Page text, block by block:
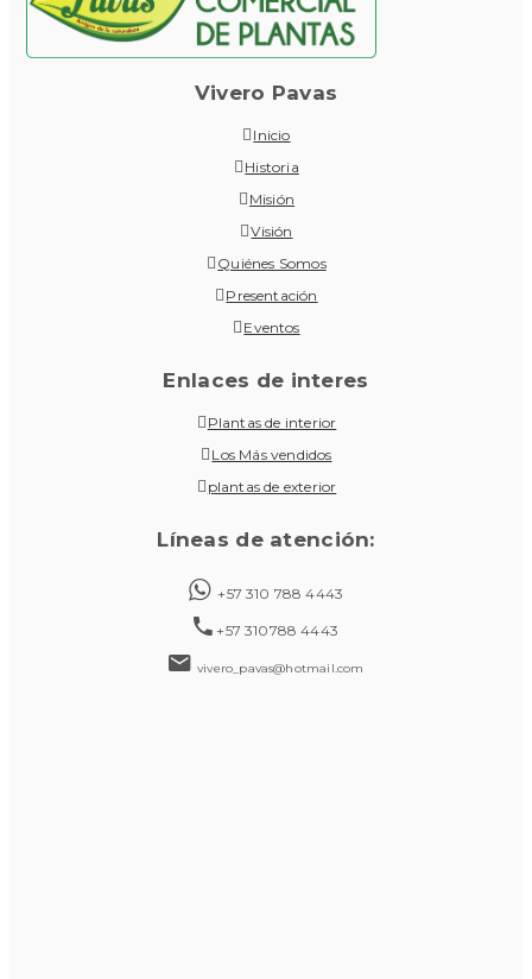
Vivero Pavas
Inicio
Historia
Misión
Visión
Quiénes Somos
Presentación
Eventos
Enlaces de interes
Plantas de interior
Los Más vendidos
plantas de exterior
Líneas de atención:
+57 310 788 4443
+57 310788 4443
vivero_pavas@hotmail.com